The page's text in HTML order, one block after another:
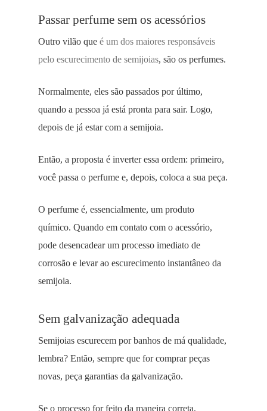
Passar perfume sem os acessórios
Outro vilão que é um dos maiores responsáveis
pelo escurecimento de semijoias, são os perfumes.
Normalmente, eles são passados por último,
quando a pessoa já está pronta para sair. Logo,
depois de já estar com a semijoia.
Então, a proposta é inverter essa ordem: primeiro,
você passa o perfume e, depois, coloca a sua peça.
O perfume é, essencialmente, um produto
químico. Quando em contato com o acessório,
pode desencadear um processo imediato de
corrosão e levar ao escurecimento instantâneo da
semijoia.
Sem galvanização adequada
Semijoias escurecem por banhos de má qualidade,
lembra? Então, sempre que for comprar peças
novas, peça garantias da galvanização.
Se o processo for feito da maneira correta,